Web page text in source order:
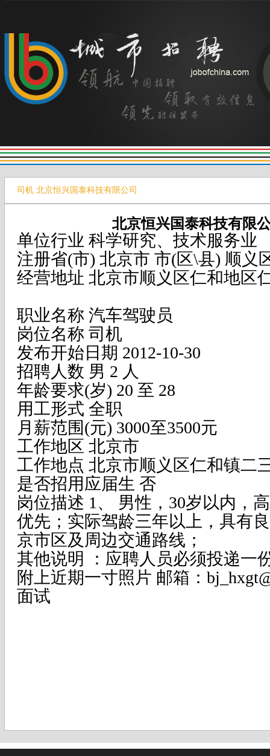
司机 北京恒兴国泰科技有限公司
北京恒兴国泰科技有限
单位行业 科学研究、技术服务业
注册省(市) 北京市 市(区\县) 顺义
经营地址 北京市顺义区仁和地区
职业名称 汽车驾驶员
岗位名称 司机
发布开始日期 2012-10-30
招聘人数 男 2 人
年龄要求(岁) 20 至 28
用工形式 全职
月薪范围(元) 3000至3500元
工作地区 北京市
工作地点 北京市顺义区仁和镇二
是否招用应届生 否
岗位描述 1、 男性，30岁以内，
优先；实际驾龄三年以上，具有
京市区及周边交通路线；
其他说明 ：应聘人员必须投递一
附上近期一寸照片 邮箱：
面试